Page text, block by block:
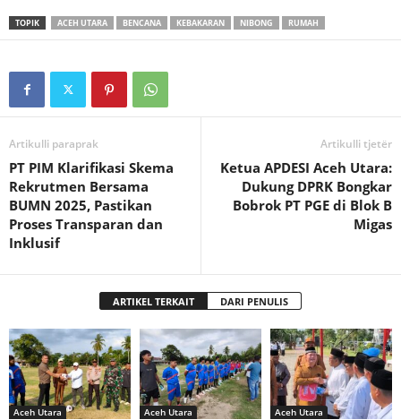
TOPIK ACEH UTARA BENCANA KEBAKARAN NIBONG RUMAH
Artikulli paraprak
PT PIM Klarifikasi Skema
Rekrutmen Bersama
BUMN 2025, Pastikan
Proses Transparan dan
Inklusif
Artikulli tjetër
Ketua APDESI Aceh Utara:
Dukung DPRK Bongkar
Bobrok PT PGE di Blok B
Migas
ARTIKEL TERKAIT DARI PENULIS
Aceh Utara Aceh Utara Aceh Utara